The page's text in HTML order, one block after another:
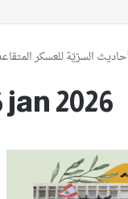
السرّيّة للعسكر
2026